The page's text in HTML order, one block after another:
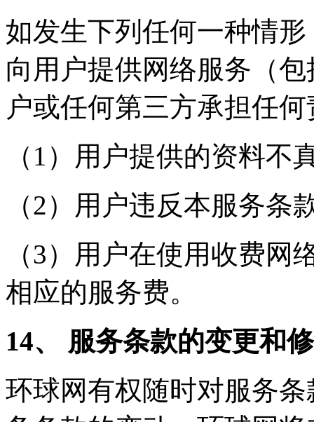
如发生下列任何一种情
向用户提供网络服务（
户或任何第三方承担任
（1）用户提供的资料不
（2）用户违反本服务条
（3）用户在使用收费
相应的服务费。
14、 服务条款的变更和
环球网有权随时对服务